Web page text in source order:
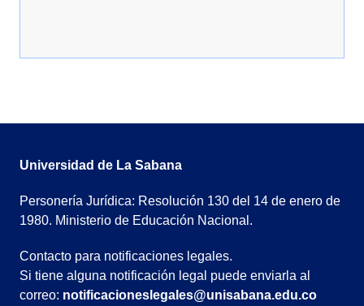
Universidad de La Sabana
Personería Jurídica: Resolución 130 del 14 de enero de
1980. Ministerio de Educación Nacional.
Contacto para notificaciones legales.
Si tiene alguna notificación legal puede enviarla al
correo: notificacioneslegales@unisabana.edu.co